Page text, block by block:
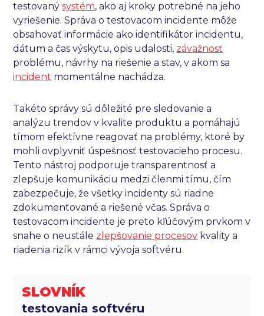
SLOVNÍK
testovania softvéru
testovanýsystém, ako aj kroky potrebné na jeho
vyriešenie. Správa o testovacom incidente môže
obsahovať informácie ako identifikátor incidentu,
dátum a čas výskytu, opis udalosti, závažnosť
problému, návrhy na riešenie a stav, v akom sa
incident momentálne nachádza.
Takéto správy sú dôležité pre sledovanie a
analýzu trendov v kvalite produktu a pomáhajú
tímom efektívne reagovať na problémy, ktoré by
mohli ovplyvniť úspešnosť testovacieho procesu.
Tento nástroj podporuje transparentnosť a
zlepšuje komunikáciu medzi členmi tímu, čím
zabezpečuje, že všetky incidenty sú riadne
zdokumentované a riešené včas. Správa o
testovacom incidente je preto kľúčovým prvkom v
snahe o neustále zlepšovanie procesov kvality a
riadenia rizík v rámci vývoja softvéru.